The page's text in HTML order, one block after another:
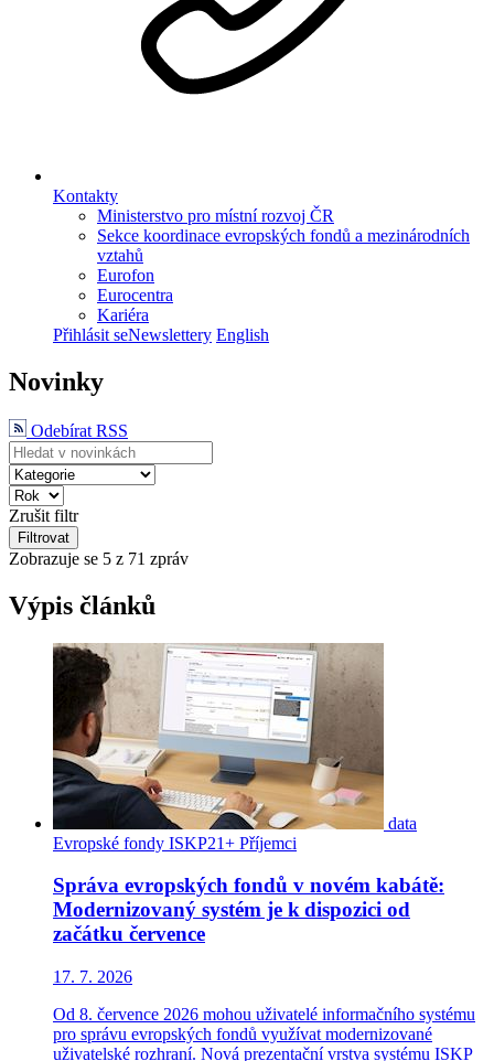
Kontakty
Ministerstvo pro místní rozvoj ČR
Sekce koordinace evropských fondů a mezinárodních
vztahů
Eurofon
Eurocentra
Kariéra
Přihlásit seNewslettery English
Novinky
Odebírat RSS
Zrušit filtr
Filtrovat
Zobrazuje se 5 z 71 zpráv
Výpis článků
data
Evropské fondy ISKP21+ Příjemci
Správa evropských fondů v novém kabátě:
Modernizovaný systém je k dispozici od
začátku července
17. 7. 2026
Od 8. července 2026 mohou uživatelé informačního systému
pro správu evropských fondů využívat modernizované
uživatelské rozhraní. Nová prezentační vrstva systému ISKP